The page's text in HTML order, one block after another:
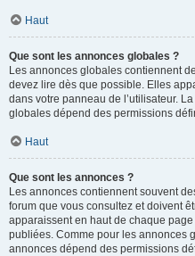
Haut
Que sont les annonces globales ?
Les annonces globales contiennent
devez lire dès que possible. Elles
dans votre panneau de l’utilisateur.
globales dépend des permissions
Haut
Que sont les annonces ?
Les annonces contiennent souvent
forum que vous consultez et doivent
apparaissent en haut de chaque
publiées. Comme pour les annonces
annonces dépend des permissions